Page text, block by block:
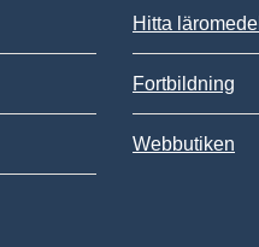
Hitta läromedel
Fortbildning
Webbutiken